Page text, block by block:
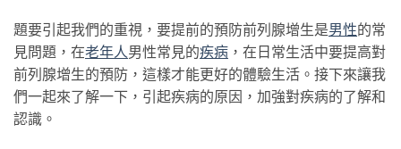
題要引起我們的重視，要提前的預防前列腺增生是男性的常
見問題，在老年人男性常見的疾病 ，在日常生活中要提高對
前列腺增生的預防，這樣才能更好的體驗生活。接下來讓我
們一起來了解一下，引起疾病的原因，加強對疾病的了解和
認識。